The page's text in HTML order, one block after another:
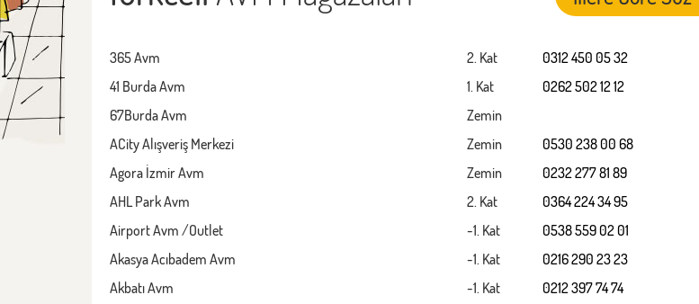
365 Avm 2. Kat
0312 450 05 32
41 Burda Avm
1. Kat
0262 502 12 12
67Burda Avm
Zemin
ACity Alışveriş Merkezi
Zemin
0530 238 00 68
Agora İzmir Avm
Zemin
0232 277 81 89
AHL Park Avm
2. Kat
0364 224 34 95
Airport Avm /Outlet
-1. Kat
0538 559 02 01
Akasya Acıbadem Avm
-1. Kat
0216 290 23 23
Akbatı Avm
-1. Kat
0212 397 74 74